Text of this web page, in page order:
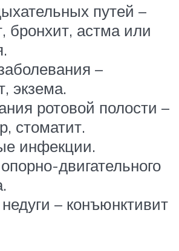
путей –
бронхит, астма или
–
экзема.
ротовой полости –
стоматит.
инфекции.
двигательного
– конъюнктивит